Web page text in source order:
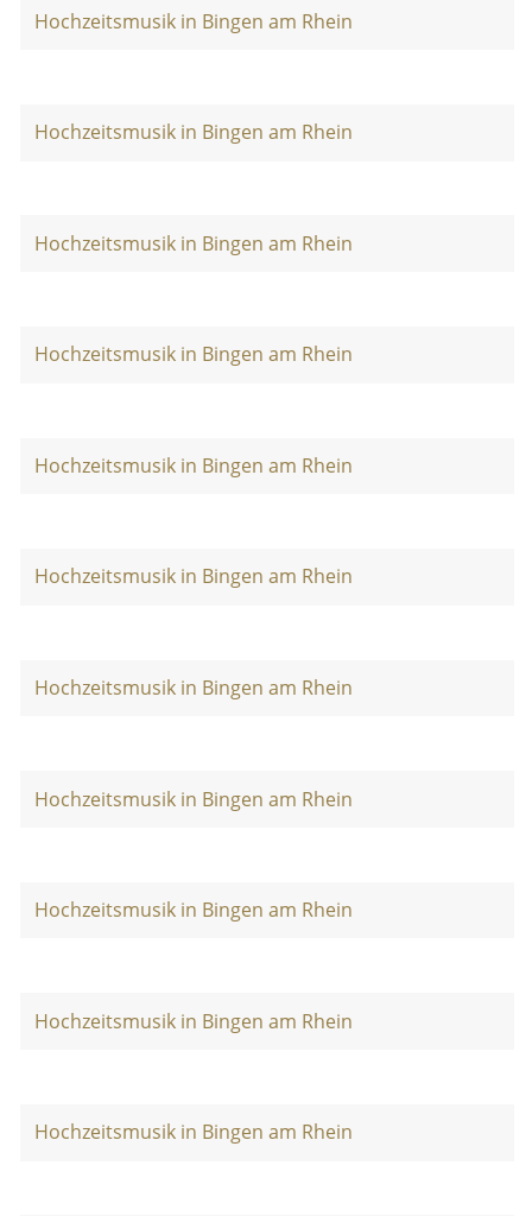
Hochzeitsmusik in Bingen am Rhein
Hochzeitsmusik in Bingen am Rhein
Hochzeitsmusik in Bingen am Rhein
Hochzeitsmusik in Bingen am Rhein
Hochzeitsmusik in Bingen am Rhein
Hochzeitsmusik in Bingen am Rhein
Hochzeitsmusik in Bingen am Rhein
Hochzeitsmusik in Bingen am Rhein
Hochzeitsmusik in Bingen am Rhein
Hochzeitsmusik in Bingen am Rhein
Hochzeitsmusik in Bingen am Rhein